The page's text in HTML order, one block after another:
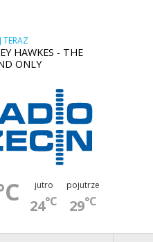
TERAZ
HAWKES - THE
ONLY
jutro
24°C
pojutrze
29°C